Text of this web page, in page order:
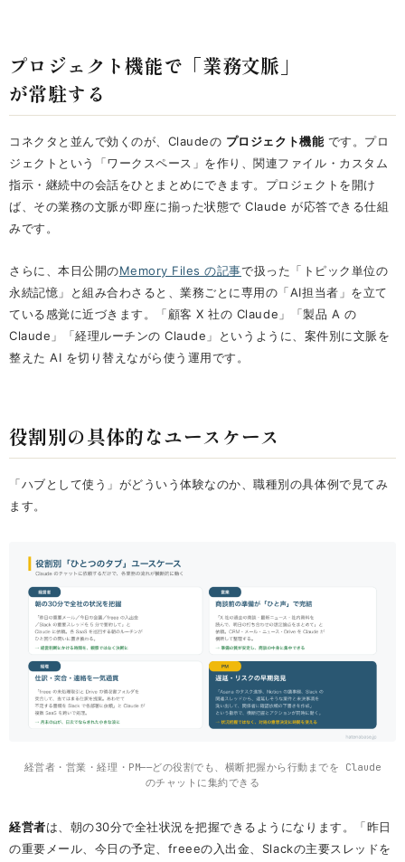
プロジェクト機能で「業務文脈」
が常駐する
コネクタと並んで効くのが、Claudeの プロジェクト機能です。プロ
ジェクトという「ワークスペース」を作り、関連ファイル・カスタム
指示・継続中の会話をひとまとめにできます。プロジェクトを開け
ば、その業務の文脈が即座に揃った状態で Claude が応答できる仕組
みです。
さらに、本日公開のMemory Files の記事で扱った「トピック単位の
永続記憶」と組み合わさると、業務ごとに専用の「AI担当者」を立て
ている感覚に近づきます。「顧客 X 社の Claude」「製品 A の
Claude」「経理ルーチンの Claude」というように、案件別に文脈を
整えた AI を切り替えながら使う運用です。
役割別の具体的なユースケース
「ハブとして使う」がどういう体験なのか、職種別の具体例で見てみ
ます。
経営者・営業・経理・PM——どの役割でも、横断把握から行動までを Claude
のチャットに集約できる
経営者は、朝の30分で全社状況を把握できるようになります。「昨日
の重要メール、今日の予定、freeeの入出金、Slackの主要スレッドを